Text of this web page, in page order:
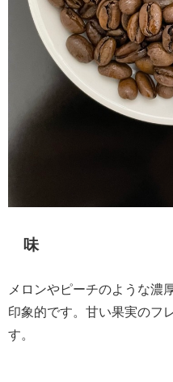
味
メロンやピーチのような濃
印象的です。甘い果実のフ
す。